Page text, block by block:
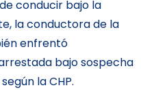
conducir bajo la
la conductora de la
enfrentó
bajo sospecha
la CHP.